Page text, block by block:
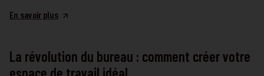
En savoir plus
La révolution du bureau : comment créer votre